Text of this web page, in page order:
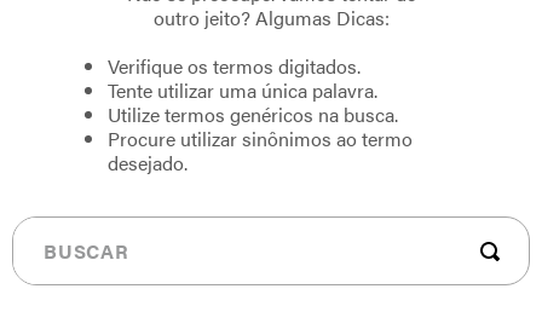
Verifique os termos digitados.
Tente utilizar uma única palavra.
Utilize termos genéricos na busca.
Procure utilizar sinônimos ao termo
desejado.
Buscar